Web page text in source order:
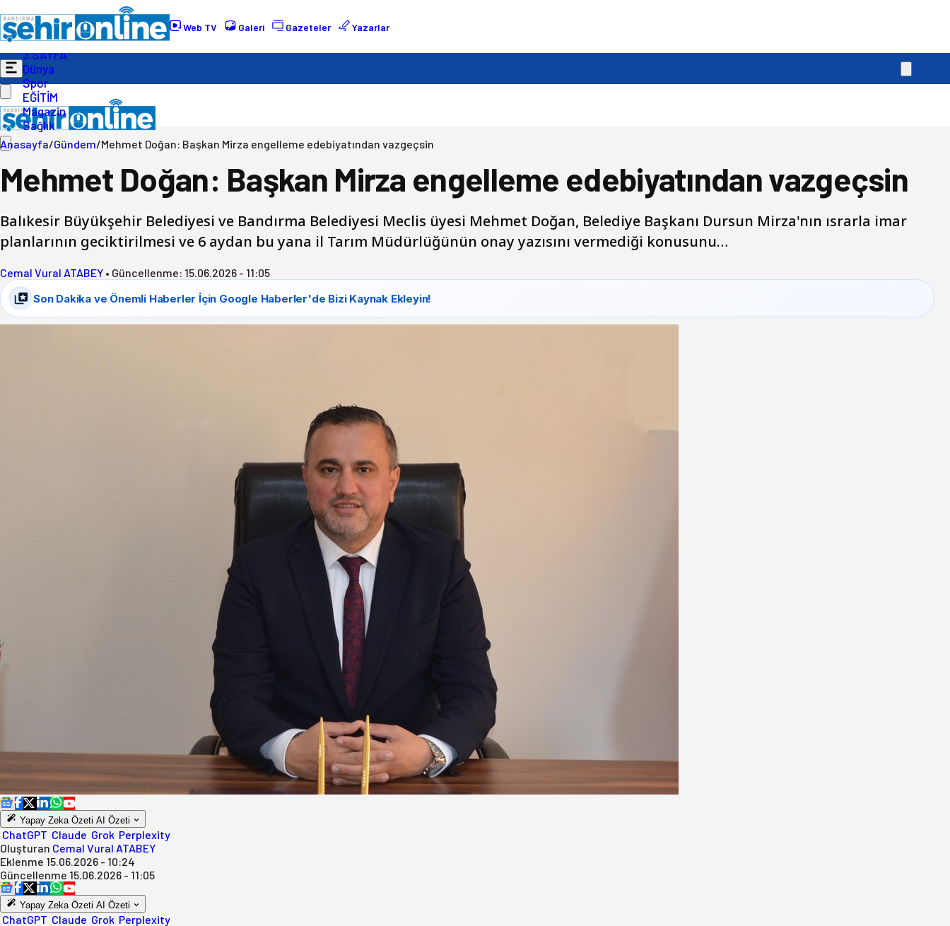
Web TV Galeri Gazeteler Yazarlar
Gündem
Ekonomi
Politika
3.SAYFA
Dünya
Spor
EĞİTİM
Magazin
Sağlık
Anasayfa/Gündem/Mehmet Doğan: Başkan Mirza engelleme edebiyatından vazgeçsin
Mehmet Doğan: Başkan Mirza engelleme edebiyatından vazgeçsin
Balıkesir Büyükşehir Belediyesi ve Bandırma Belediyesi Meclis üyesi Mehmet Doğan, Belediye Başkanı Dursun Mirza'nın ısrarla imar
planlarının geciktirilmesi ve 6 aydan bu yana il Tarım Müdürlüğünün onay yazısını vermediği konusunu…
Cemal Vural ATABEY • Güncellenme: 15.06.2026 - 11:05
Son Dakika ve Önemli Haberler İçin Google Haberler'de Bizi Kaynak Ekleyin!
Yapay Zeka Özeti AI Özeti
ChatGPT Claude Grok Perplexity
Oluşturan Cemal Vural ATABEY
Eklenme 15.06.2026 - 10:24
Güncellenme 15.06.2026 - 11:05
Yapay Zeka Özeti AI Özeti
ChatGPT Claude Grok Perplexity